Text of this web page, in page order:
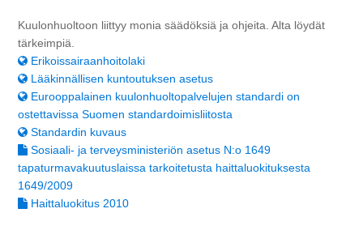
Kuulonhuoltoon liittyy monia säädöksiä ja ohjeita. Alta löydät
tärkeimpiä.
Erikoissairaanhoitolaki
Lääkinnällisen kuntoutuksen asetus
Eurooppalainen kuulonhuoltopalvelujen standardi on
ostettavissa Suomen standardoimisliitosta
Standardin kuvaus
Sosiaali- ja terveysministeriön asetus N:o 1649
tapaturmavakuutuslaissa tarkoitetusta haittaluokituksesta
1649/2009
Haittaluokitus 2010